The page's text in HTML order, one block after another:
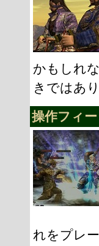
かもしれ
きではあ
操作フィ
れをプレ